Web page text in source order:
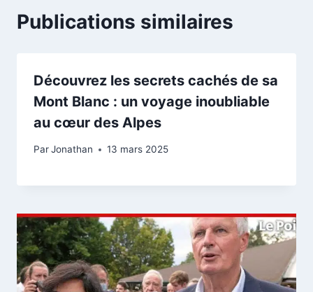
Publications similaires
Découvrez les secrets cachés de sa
Mont Blanc : un voyage inoubliable
au cœur des Alpes
ParJonathan 13 mars 2025